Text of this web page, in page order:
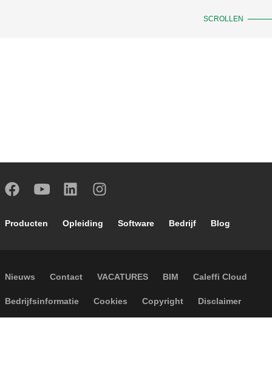
SCROLLEN
Footer main navigation
Producten Opleiding Software Bedrijf Blog
Footer secondary navigation
Nieuws Contact VACATURES BIM Caleffi Cloud
Footer menu
Bedrijfsinformatie Cookies Copyright Disclaimer